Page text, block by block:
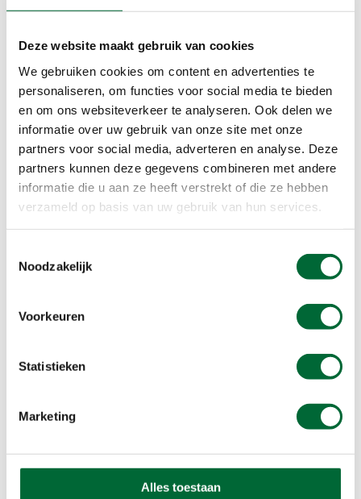
Deze website maakt gebruik van cookies
We gebruiken cookies om content en advertenties te
personaliseren, om functies voor social media te bieden
en om ons websiteverkeer te analyseren. Ook delen we
informatie over uw gebruik van onze site met onze
partners voor social media, adverteren en analyse. Deze
partners kunnen deze gegevens combineren met andere
informatie die u aan ze heeft verstrekt of die ze hebben
verzameld op basis van uw gebruik van hun services.
Noodzakelijk
Voorkeuren
Statistieken
Marketing
Alles toestaan
tijdens het voorjaar en de zomer loopt te
beetje vaseline onder je neus. Hierdoor dringt
stuifmeel minder makkelijk je neus in.
Puur natuur
Houd insecten op afstand met huis-tuin-en-
keuken-middeltjes als eucalyptus, citroen,
pepermunt, kruidnagel, rozemarijn en tijm.